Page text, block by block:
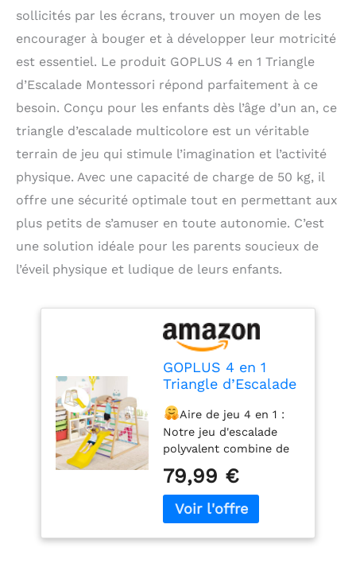
sollicités par les écrans, trouver un moyen de les
encourager à bouger et à développer leur motricité
est essentiel. Le produit GOPLUS 4 en 1 Triangle
d’Escalade Montessori répond parfaitement à ce
besoin. Conçu pour les enfants dès l’âge d’un an, ce
triangle d’escalade multicolore est un véritable
terrain de jeu qui stimule l’imagination et l’activité
physique. Avec une capacité de charge de 50 kg, il
offre une sécurité optimale tout en permettant aux
plus petits de s’amuser en toute autonomie. C’est
une solution idéale pour les parents soucieux de
l’éveil physique et ludique de leurs enfants.
GOPLUS 4 en 1
Triangle d’Escalade
Triangle Escalade
avec Toboggan et
Filet d’Escalade
Aire de Jeux
Montesorri, Charge
50KG pour Enfants
1 an+ (Multicolore)
Aire de jeu 4 en 1 :
Notre jeu d'escalade
polyvalent combine de
toboggan, filet
d'escalade, échelle
d'escalade et espace de
79,99 €